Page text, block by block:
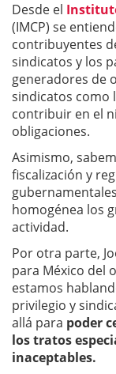
Desde el
(IMCP) se
contribuyentes
sindicatos y los
generadores de
sindicatos como
contribuir en el
obligaciones.
Asimismo,
fiscalización y
homogénea los
actividad.
Por otra parte,
para México del
estamos
privilegio y
allá para poder
los tratos
inaceptables.